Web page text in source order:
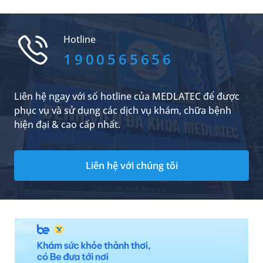
Bài viết dưới đây sẽ giúp bạn hiểu rõ thời gian
tình trạng này.
Hotline
1900565656
Liên hệ ngay với số hotline của MEDLATEC để được
phục vụ và sử dụng các dịch vụ khám, chữa bệnh
hiện đại & cao cấp nhất.
Liên hệ với chúng tôi